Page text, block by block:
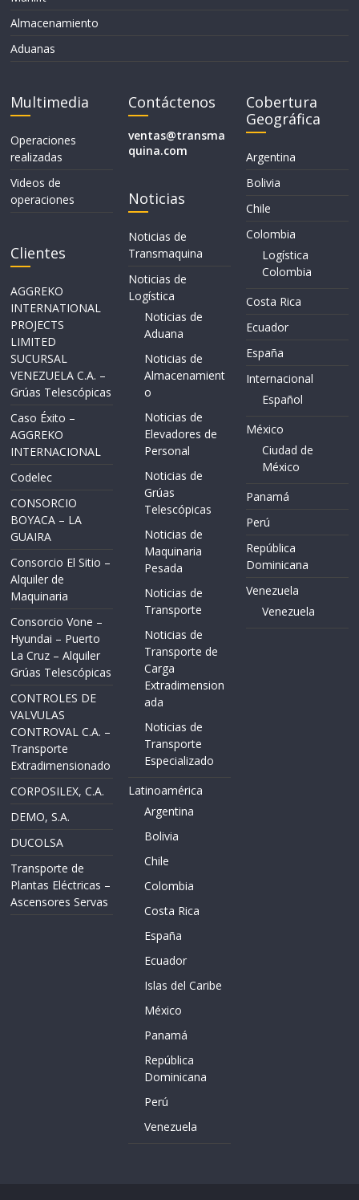
Almacenamiento
Aduanas
Multimedia
Operaciones
realizadas
Videos de
operaciones
Clientes
AGGREKO
INTERNATIONAL
PROJECTS
LIMITED
SUCURSAL
VENEZUELA C.A. –
Grúas Telescópicas
Caso Éxito –
AGGREKO
INTERNACIONAL
Codelec
CONSORCIO
BOYACA – LA
GUAIRA
Consorcio El Sitio –
Alquiler de
Maquinaria
Consorcio Vone –
Hyundai – Puerto
La Cruz – Alquiler
Grúas Telescópicas
CONTROLES DE
VALVULAS
CONTROVAL C.A. –
Transporte
Extradimensionado
CORPOSILEX, C.A.
DEMO, S.A.
DUCOLSA
Transporte de
Plantas Eléctricas –
Ascensores Servas
Contáctenos
ventas@transma
quina.com
Noticias
Noticias de
Transmaquina
Noticias de
Logística
Noticias de
Aduana
Noticias de
Almacenamient
o
Noticias de
Elevadores de
Personal
Noticias de
Grúas
Telescópicas
Noticias de
Maquinaria
Pesada
Noticias de
Transporte
Noticias de
Transporte de
Carga
Extradimension
ada
Noticias de
Transporte
Especializado
Latinoamérica
Argentina
Bolivia
Chile
Colombia
Costa Rica
España
Ecuador
Islas del Caribe
México
Panamá
República
Dominicana
Perú
Venezuela
Cobertura
Geográfica
Argentina
Bolivia
Chile
Colombia
Logística
Colombia
Costa Rica
Ecuador
España
Internacional
Español
México
Ciudad de
México
Panamá
Perú
República
Dominicana
Venezuela
Venezuela